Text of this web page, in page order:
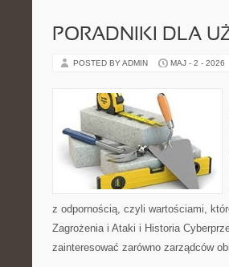
PORADNIKI DLA
POSTED BY ADMIN MAJ - 2 - 2026
z odpornością, czyli wartościami,
Zagrożenia i Ataki i Historia
zainteresować zarówno zarządców